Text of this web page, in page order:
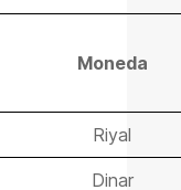
Moneda
Riyal
Dinar